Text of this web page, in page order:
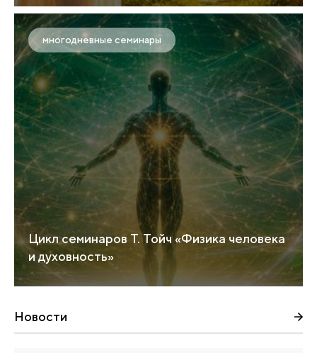
многодневные семинары
Цикл семинаров Т. Тойч «Физика человека
и духовность»
Новости